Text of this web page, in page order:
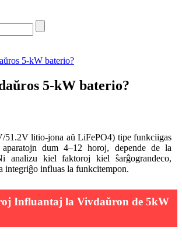
5-kW baterio?
5-kW baterio?
51.2V litio-jona aŭ LiFePO4) tipe funkciigas
aparatojn dum 4–12 horoj, depende de la
analizu kiel faktoroj kiel ŝarĝograndeco,
integriĝo influas la funkcitempon.
Influantaj la Vivdaŭron de 5kW